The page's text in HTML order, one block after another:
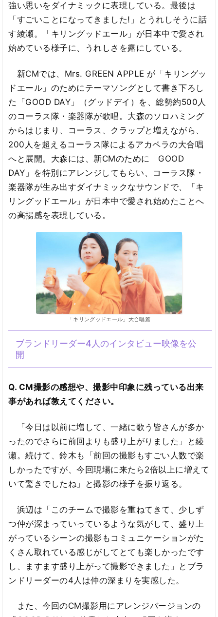
強い思いをダイナミックに表現している。最後は
「すごいことになってきました!」とうれしそうに話
す綾瀬。「キリングッドエール」が日本中で愛され
始めている様子に、うれしさを露にしている。
新CMでは、Mrs. GREEN APPLE が「キリングッ
ドエール」のためにテーマソングとして書き下ろし
た「GOOD DAY」（グッドデイ）を、総勢約500人
のコーラス隊・楽器隊が歌唱。大森のソロハミング
からはじまり、コーラス、クラップと増えながら、
200人を超えるコーラス隊によるアカペラの大合唱
へと展開。大森には、新CMのために「GOOD
DAY」を特別にアレンジしてもらい、コーラス隊・
楽器隊が生み出すダイナミックなサウンドで、「キ
リングッドエール」が日本中で愛され始めたことへ
の高揚感を表現している。
「キリングッドエール」大合唱篇
ブランドリーダー4人のインタビュー映像を公
開
Q. CM撮影の感想や、撮影中印象に残っている出来
事があれば教えてください。
「今日は以前に増して、一緒に歌う皆さんが多か
ったのでさらに前回よりも盛り上がりました」と綾
瀬。続けて、鈴木も「前回の撮影もすごい人数で楽
しかったですが、今回現場に来たら2倍以上に増えて
いて驚きでしたね」と撮影の様子を振り返る。
浜辺は「このチームで撮影を重ねてきて、少しず
つ仲が深まっていっているような気がして、盛り上
がっているシーンの撮影もコミュニケーションがた
くさん取れている感じがしてとても楽しかったです
し、ますます盛り上がって撮影できました」とブラ
ンドリーダーの4人は仲の深まりを実感した。
また、今回のCM撮影用にアレンジバージョンの